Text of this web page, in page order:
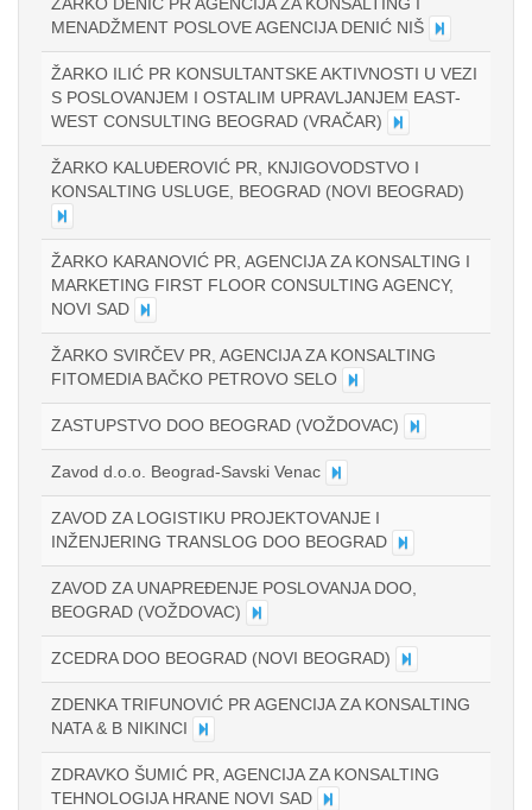
MENADŽMENT POSLOVE AGENCIJA DENIĆ NIŠ
ŽARKO ILIĆ PR KONSULTANTSKE AKTIVNOSTI U VEZI
S POSLOVANJEM I OSTALIM UPRAVLJANJEM EAST-
WEST CONSULTING BEOGRAD (VRAČAR)
ŽARKO KALUĐEROVIĆ PR, KNJIGOVODSTVO I
KONSALTING USLUGE, BEOGRAD (NOVI BEOGRAD)
ŽARKO KARANOVIĆ PR, AGENCIJA ZA KONSALTING I
MARKETING FIRST FLOOR CONSULTING AGENCY,
NOVI SAD
ŽARKO SVIRČEV PR, AGENCIJA ZA KONSALTING
FITOMEDIA BAČKO PETROVO SELO
ZASTUPSTVO DOO BEOGRAD (VOŽDOVAC)
Zavod d.o.o. Beograd-Savski Venac
ZAVOD ZA LOGISTIKU PROJEKTOVANJE I
INŽENJERING TRANSLOG DOO BEOGRAD
ZAVOD ZA UNAPREĐENJE POSLOVANJA DOO,
BEOGRAD (VOŽDOVAC)
ZCEDRA DOO BEOGRAD (NOVI BEOGRAD)
ZDENKA TRIFUNOVIĆ PR AGENCIJA ZA KONSALTING
NATA & B NIKINCI
ZDRAVKO ŠUMIĆ PR, AGENCIJA ZA KONSALTING
TEHNOLOGIJA HRANE NOVI SAD